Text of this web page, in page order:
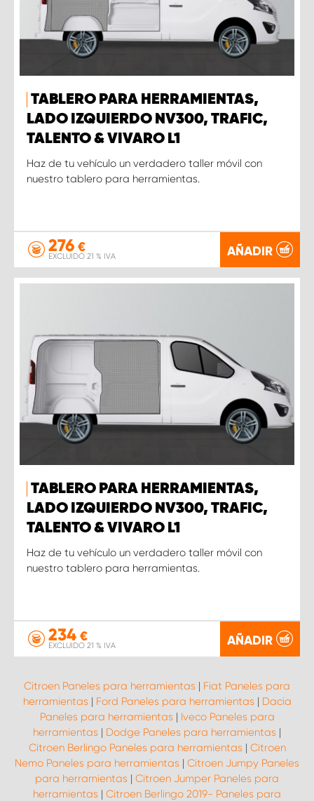
TABLERO PARA HERRAMIENTAS,
LADO IZQUIERDO NV300, TRAFIC,
TALENTO & VIVARO L1
Haz de tu vehículo un verdadero taller móvil con
nuestro tablero para herramientas.
276 €
EXCLUIDO 21 % IVA AÑADIR
TABLERO PARA HERRAMIENTAS,
LADO IZQUIERDO NV300, TRAFIC,
TALENTO & VIVARO L1
Haz de tu vehículo un verdadero taller móvil con
nuestro tablero para herramientas.
234 €
EXCLUIDO 21 % IVA AÑADIR
Citroen Paneles para herramientas | Fiat Paneles para
herramientas | Ford Paneles para herramientas | Dacia
Paneles para herramientas | Iveco Paneles para
herramientas | Dodge Paneles para herramientas |
Citroen Berlingo Paneles para herramientas | Citroen
Nemo Paneles para herramientas | Citroen Jumpy Paneles
para herramientas | Citroen Jumper Paneles para
herramientas | Citroen Berlingo 2019- Paneles para